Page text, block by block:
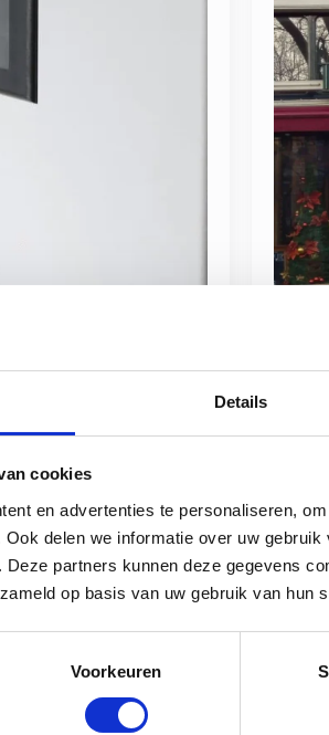
Details
cookies
en advertenties te personaliseren,
delen we informatie over uw
partners kunnen deze gegevens
op basis van uw gebruik van hun
Voorkeuren
u zich al verdiept in
zelfs uw complete
Het is
een
lange